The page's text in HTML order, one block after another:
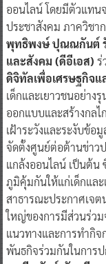
ออนไลน์ โดยมีตัวแทน
ประชาสังคม ภาควิชา
พุทธิพงษ์ ปุณณกันต์ รั
และสังคม (ดีอีเอส) ร่
ดิจิทัลเพื่อเศรษฐกิจแ
เด็กและเยาวชนอย่าง
ออกแบบและสร้างกล
เฝ้าระวังและระงับข้อ
จัดตั้งศูนย์ต่อต้านข่าว
แกล้งออนไลน์ เป็นต้น
ภูมิคุ้มกันให้แก่เด็กและ
สาธารณะประกาศเจต
ใหญ่ของการมีส่วนร่ว
แนวทางและการทำกิ
พันธกิจร่วมกันในการ